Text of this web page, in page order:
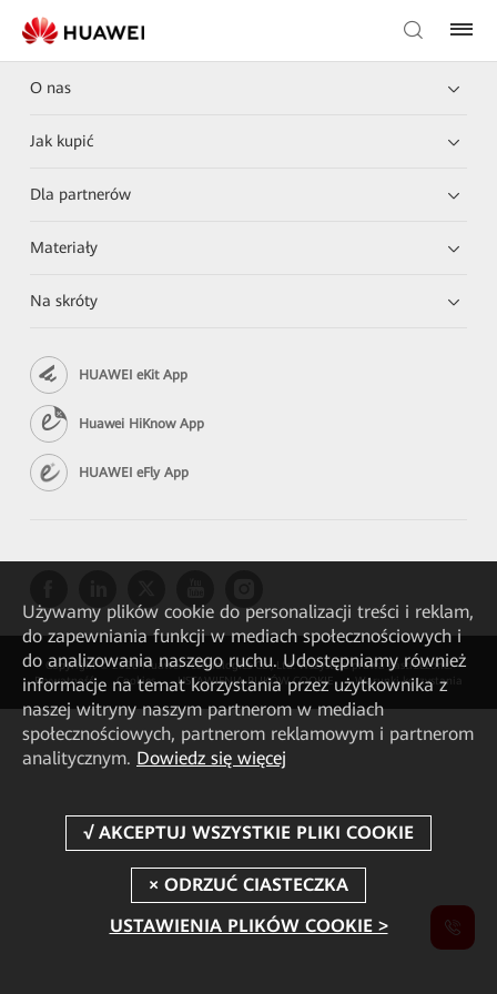
O nas
Jak kupić
Dla partnerów
Materiały
Na skróty
HUAWEI eKit App
Huawei HiKnow App
HUAWEI eFly App
Copyright © 2026 Huawei Technologies Co., Ltd. Wszystkie prawa zastrzeżone.
Prywatność
Cookies USTAWIENIA PLIKÓW COOKIE Warunki korzystania
Używamy plików cookie do personalizacji treści i reklam,
do zapewniania funkcji w mediach społecznościowych i
do analizowania naszego ruchu. Udostępniamy również
informacje na temat korzystania przez użytkownika z
naszej witryny naszym partnerom w mediach
społecznościowych, partnerom reklamowym i partnerom
analitycznym. Dowiedz się więcej
USTAWIENIA PLIKÓW COOKIE >